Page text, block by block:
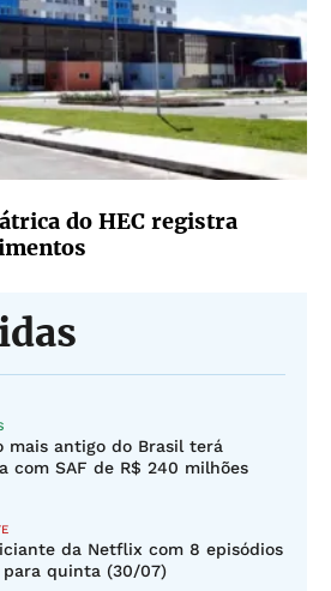
do HEC registra
mais antigo do Brasil terá
com SAF de R$ 240 milhões
da Netflix com 8 episódios
para quinta (30/07)